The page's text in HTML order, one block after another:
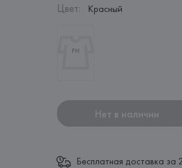
Цвет: Красный
Нет в наличии
Бесплатная доставка за